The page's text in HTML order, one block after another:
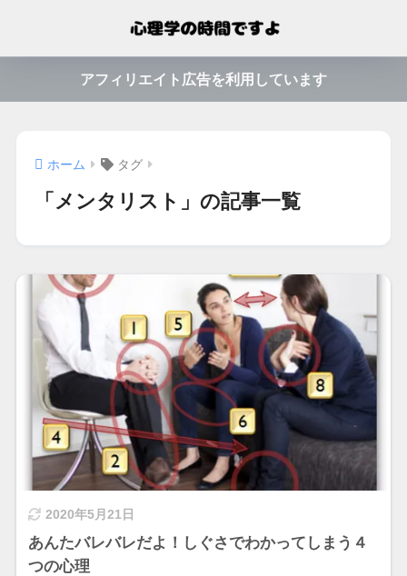
アフィリエイト広告を利用しています
ホーム タグ
「メンタリスト」の記事一覧
2020年5月21日
あんたバレバレだよ！しぐさでわかってしまう４
つの心理